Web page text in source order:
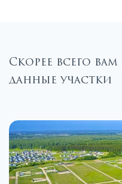
Скорее всего
данные участки